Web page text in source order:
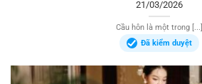
21/03/2026
Cầu hôn là một trong [...]
Đã kiểm duyệt